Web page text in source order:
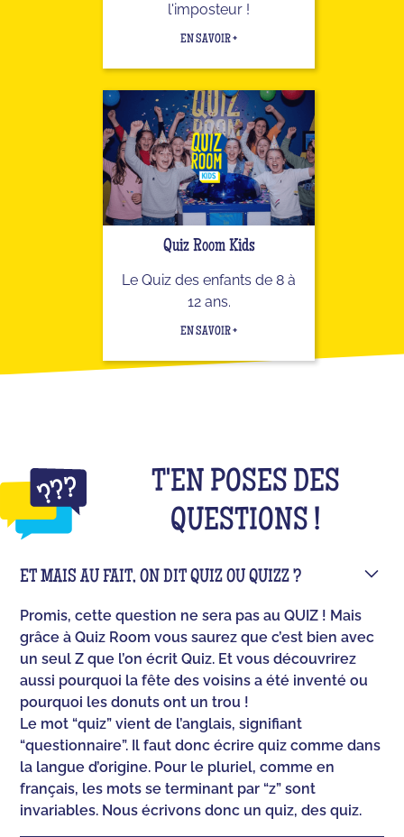
l'imposteur !
EN SAVOIR +
Quiz Room Kids
Le Quiz des enfants de 8 à
12 ans.
EN SAVOIR +
T'EN POSES DES
QUESTIONS !
ET MAIS AU FAIT, ON DIT QUIZ OU QUIZZ ?
Promis, cette question ne sera pas au QUIZ ! Mais
grâce à Quiz Room vous saurez que c’est bien avec
un seul Z que l’on écrit Quiz. Et vous découvrirez
aussi pourquoi la fête des voisins a été inventé ou
pourquoi les donuts ont un trou !
Le mot “quiz” vient de l’anglais, signifiant
“questionnaire”. Il faut donc écrire quiz comme dans
la langue d’origine. Pour le pluriel, comme en
français, les mots se terminant par “z” sont
invariables. Nous écrivons donc un quiz, des quiz.